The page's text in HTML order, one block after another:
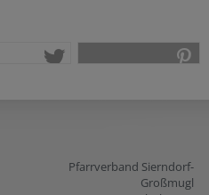
Pfarrverband Sierndorf-
Großmugl